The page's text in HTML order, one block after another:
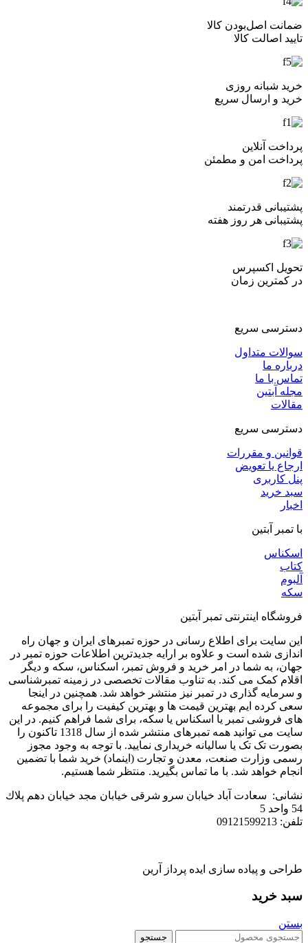
ضمانت اصل‌بودن کالا
تایید اصالت کالا
خرید شبانه روزی
خرید و ارسال سریع
پرداخت آنلاین
پرداخت امن و مطمئن
پشتیبانی قدرتمند
پشتیبانی هر روز هفته
تحویل اکسپرس
در کمترین زمان
دسترسی سریع
سوالات متداول
درباره ما
تماس با ما
مجله آبتین
مقالات
دسترسی سریع
قوانین و مقررات
ارجاع یا تعویض
پنل کاربری
سبد خرید
اخبار
با تمبر آبتین
اسکناس
کتاب
آلبوم
سکه
فروشگاه اینترنتی تمبر آبتین
این سایت برای اطلاع رسانی در حوزه تمبرهای ایران و جهان راه
اندازی شده است و علاوه بر ارایه جدیدترین اطلاعات حوزه تمبر در
جهان، به شما در امر خرید و فروش تمبر، اسکناس، سکه و دیگر
اقلام کمک می کند. به تناوب مقالات تخصصی در زمینه تمبرشناسی
و سرمایه گذاری در تمبر نیز منتشر خواهد شد. همچنین در اینجا
سعی کرده ایم بهترین قیمت ها و بهترین کیفیت را برای مجموعه
های فروشی تمبر یا اسکناس یا سکه، برای شما فراهم کنیم. در این
سایت می توانید همه تمبرهای منتشر شده از سال 1318 تاکنون را
بصورت تک تک یا سالیانه خریداری نمایید. با توجه به وجود مجوز
رسمی وزارت صنعت، معدن و تجارت (اینماد) خرید شما با تضمین
انجام خواهد شد. با ما تماس بگیرید. منتظر شما هستیم.
نشانی: سعادت آباد خیابان سرو شرقی خيابان مجد خیابان دهم پلاك
54 واحد 5
تلفن: 09121599213
طراحی و پیاده سازی ایده پرداز آرین
سبد خرید
بستن
جستجو